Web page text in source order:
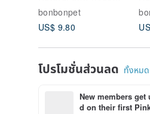
size
bonbonpet
US$ 9.80
โปรโมชั่นส่วนลด ทั้งหม
New members
d on their first